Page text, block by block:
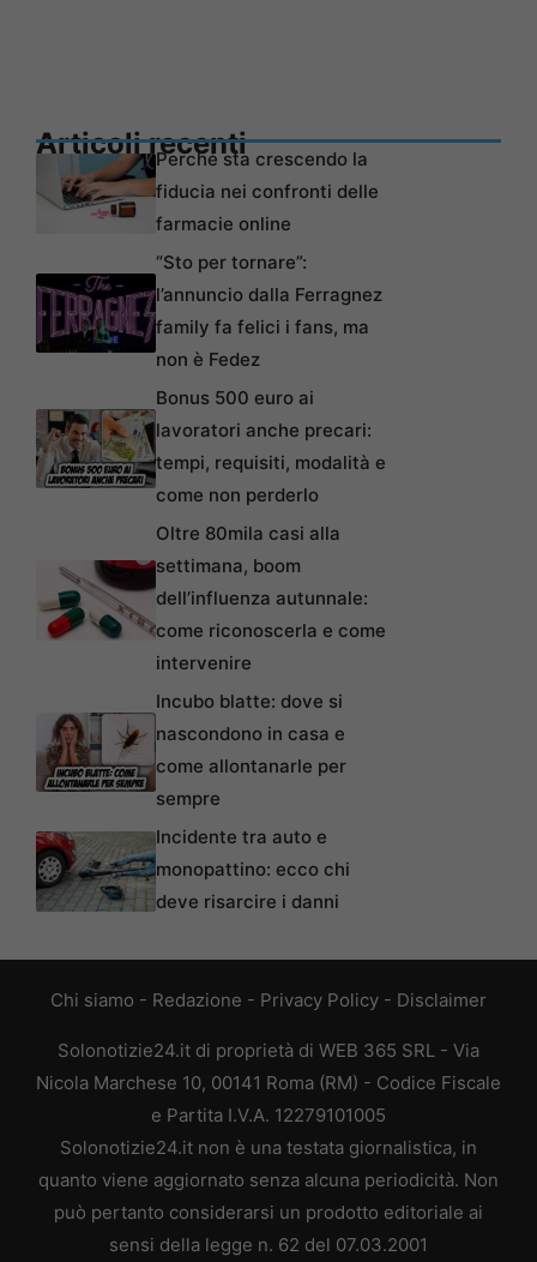
Articoli recentiPerché sta crescendo la
fiducia nei confronti delle
farmacie online
“Sto per tornare”:
l’annuncio dalla Ferragnez
family fa felici i fans, ma
non è Fedez
Bonus 500 euro ai
lavoratori anche precari:
tempi, requisiti, modalità e
come non perderlo
Oltre 80mila casi alla
settimana, boom
dell’influenza autunnale:
come riconoscerla e come
intervenire
Incubo blatte: dove si
nascondono in casa e
come allontanarle per
sempre
Incidente tra auto e
monopattino: ecco chi
deve risarcire i danni
Chi siamo - Redazione - Privacy Policy - Disclaimer
Solonotizie24.it di proprietà di WEB 365 SRL - Via
Nicola Marchese 10, 00141 Roma (RM) - Codice Fiscale
e Partita I.V.A. 12279101005
Solonotizie24.it non è una testata giornalistica, in
quanto viene aggiornato senza alcuna periodicità. Non
può pertanto considerarsi un prodotto editoriale ai
sensi della legge n. 62 del 07.03.2001